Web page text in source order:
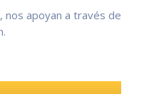
apoyan a través de